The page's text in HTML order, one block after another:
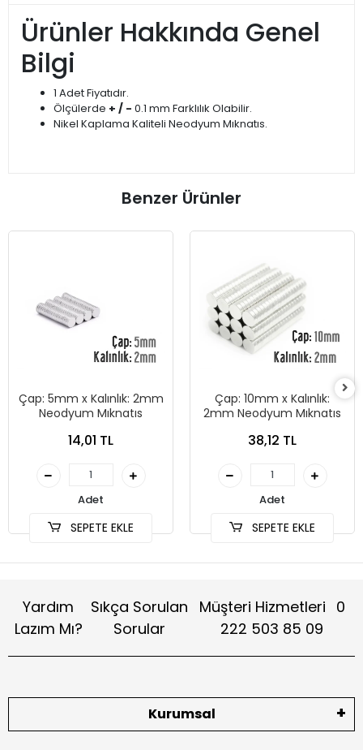
Ürünler Hakkında Genel
Bilgi
1 Adet Fiyatıdır.
Ölçülerde + / - 0.1 mm Farklılık Olabilir.
Nikel Kaplama Kaliteli Neodyum Mıknatıs.
Benzer Ürünler
Çap: 5mm x Kalınlık: 2mm
Neodyum Mıknatıs
14,01 TL
Adet
SEPETE EKLE
Çap: 10mm x Kalınlık:
2mm Neodyum Mıknatıs
38,12 TL
Adet
SEPETE EKLE
Yardım
Lazım Mı?
Sıkça Sorulan
Sorular
Müşteri Hizmetleri 0
222 503 85 09
Kurumsal